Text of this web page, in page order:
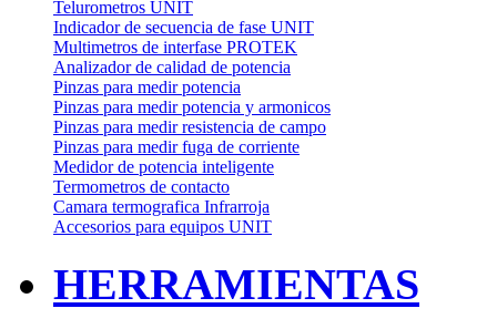
Telurometros UNIT
Indicador de secuencia de fase UNIT
Multimetros de interfase PROTEK
Analizador de calidad de potencia
Pinzas para medir potencia
Pinzas para medir potencia y armonicos
Pinzas para medir resistencia de campo
Pinzas para medir fuga de corriente
Medidor de potencia inteligente
Termometros de contacto
Camara termografica Infrarroja
Accesorios para equipos UNIT
HERRAMIENTAS